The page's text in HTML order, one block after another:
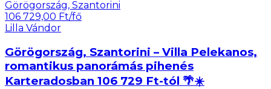
Görögország, Szantorini
106 729,00 Ft/fő
Lilla Vándor
Görögország, Szantorini – Villa Pelekanos,
romantikus panorámás pihenés
Karteradosban 106 729 Ft-tól 🌴☀️